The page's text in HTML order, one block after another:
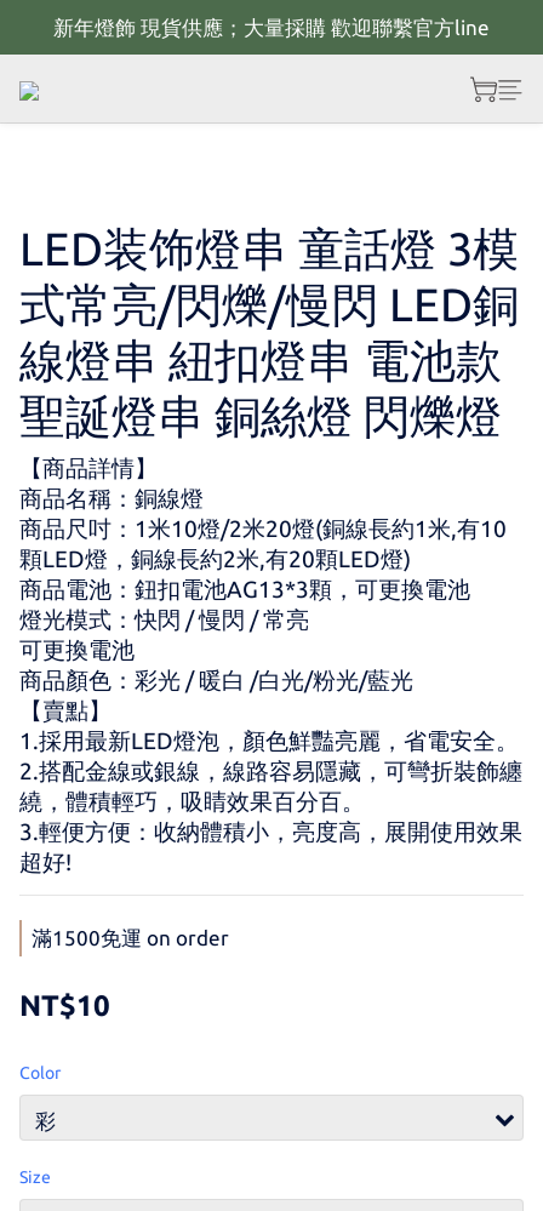
新年佈置規劃 歡迎聯繫官方LINE~
新年燈飾 現貨供應；大量採購 歡迎聯繫官方line
全館滿2000 現折100；最高可回饋10%購物金
LED装饰燈串 童話燈 3模
式常亮/閃爍/慢閃 LED銅
線燈串 紐扣燈串 電池款
聖誕燈串 銅絲燈 閃爍燈
【商品詳情】
商品名稱：銅線燈
商品尺吋：1米10燈/2米20燈(銅線長約1米,有10
顆LED燈，銅線長約2米,有20顆LED燈)
商品電池：鈕扣電池AG13*3顆，可更換電池
燈光模式：快閃 / 慢閃 / 常亮
可更換電池
商品顏色：彩光 / 暖白 /白光/粉光/藍光
【賣點】
1.採用最新LED燈泡，顏色鮮豔亮麗，省電安全。
2.搭配金線或銀線，線路容易隱藏，可彎折裝飾纏
繞，體積輕巧，吸睛效果百分百。
3.輕便方便：收納體積小，亮度高，展開使用效果
超好!
滿1500免運 on order
NT$10
Color
Size